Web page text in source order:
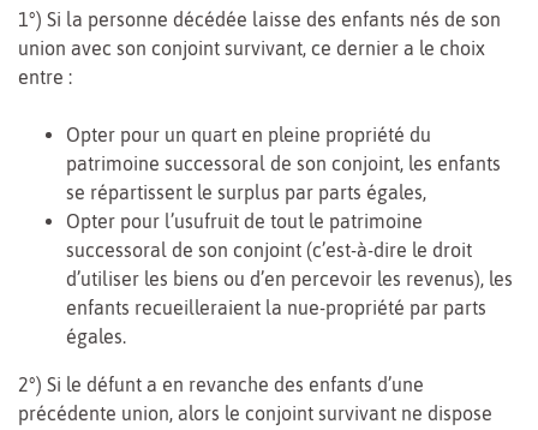
1°) Si la personne décédée laisse des enfants nés de son
union avec son conjoint survivant, ce dernier a le choix
entre :
Opter pour un quart en pleine propriété du
patrimoine successoral de son conjoint, les enfants
se répartissent le surplus par parts égales,
Opter pour l’usufruit de tout le patrimoine
successoral de son conjoint (c’est-à-dire le droit
d’utiliser les biens ou d’en percevoir les revenus), les
enfants recueilleraient la nue-propriété par parts
égales.
2°) Si le défunt a en revanche des enfants d’une
précédente union, alors le conjoint survivant ne dispose